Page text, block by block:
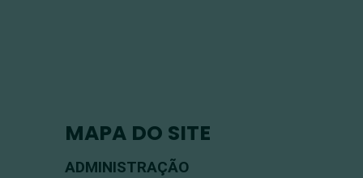
MAPA DO SITE
ADMINISTRAÇÃO